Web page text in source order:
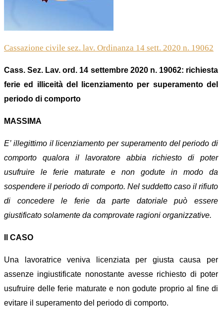
Cassazione civile sez. lav. Ordinanza 14 sett. 2020 n. 19062
Cass. Sez. Lav. ord. 14 settembre 2020 n. 19062: richiesta
ferie ed illiceità del licenziamento per superamento del
periodo di comporto
MASSIMA
E’illegittimo il licenziamento per superamento del periodo di
comporto qualora il lavoratore abbia richiesto di poter
usufruire le ferie maturate e non godute in modo da
sospendere il periodo di comporto. Nel suddetto caso il rifiuto
di concedere le ferie da parte datorialepuò essere
giustificato solamente da comprovate ragioni organizzative.
Il CASO
Una lavoratrice veniva licenziata per giusta causa per
assenze ingiustificate nonostante avesse richiesto di poter
usufruire delle ferie maturate e non godute proprio al fine di
evitare il superamento del periodo di comporto.